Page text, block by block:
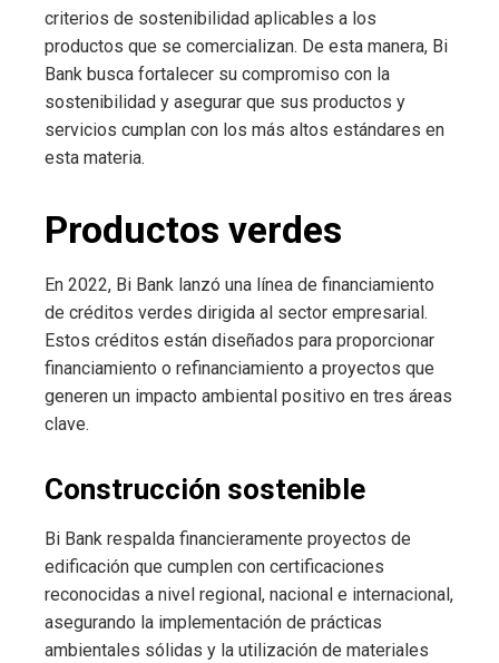
criterios de sostenibilidad aplicables a los
productos que se comercializan. De esta manera, Bi
Bank busca fortalecer su compromiso con la
sostenibilidad y asegurar que sus productos y
servicios cumplan con los más altos estándares en
esta materia.
Productos verdes
En 2022, Bi Bank lanzó una línea de financiamiento
de créditos verdes dirigida al sector empresarial.
Estos créditos están diseñados para proporcionar
financiamiento o refinanciamiento a proyectos que
generen un impacto ambiental positivo en tres áreas
clave.
Construcción sostenible
Bi Bank respalda financieramente proyectos de
edificación que cumplen con certificaciones
reconocidas a nivel regional, nacional e internacional,
asegurando la implementación de prácticas
ambientales sólidas y la utilización de materiales